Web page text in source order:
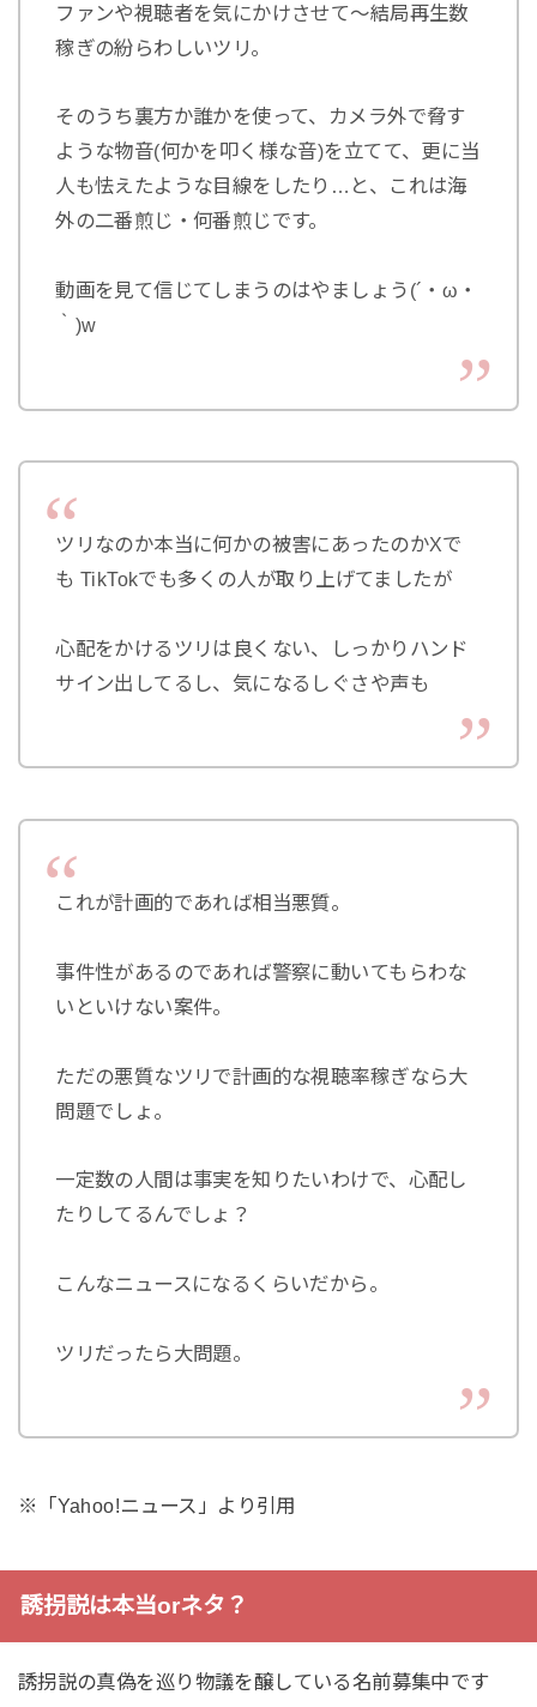
ファンや視聴者を気にかけさせて〜結局再生数
稼ぎの紛らわしいツリ。
そのうち裏方か誰かを使って、カメラ外で脅す
ような物音(何かを叩く様な音)を立てて、更に当
人も怯えたような目線をしたり…と、これは海
外の二番煎じ・何番煎じです。
動画を見て信じてしまうのはやましょう(´・ω・
｀)w
ツリなのか本当に何かの被害にあったのかXで
も TikTokでも多くの人が取り上げてましたが
心配をかけるツリは良くない、しっかりハンド
サイン出してるし、気になるしぐさや声も
これが計画的であれば相当悪質。
事件性があるのであれば警察に動いてもらわな
いといけない案件。
ただの悪質なツリで計画的な視聴率稼ぎなら大
問題でしょ。
一定数の人間は事実を知りたいわけで、心配し
たりしてるんでしょ？
こんなニュースになるくらいだから。
ツリだったら大問題。
※「Yahoo!ニュース」より引用
誘拐説は本当orネタ？
誘拐説の真偽を巡り物議を醸している名前募集中です